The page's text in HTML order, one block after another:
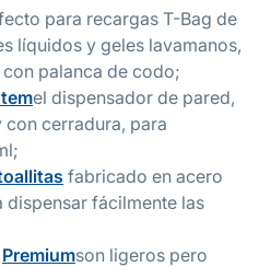
para recargas T-Bag de
líquidos y geles lavamanos,
palanca de codo;
el dispensador de pared,
cerradura, para
fabricado en acero
fácilmente las
Premiumson ligeros pero